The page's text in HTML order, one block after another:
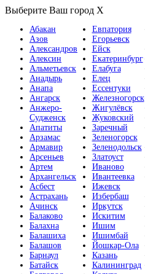
Выберите Ваш город X
Абакан
Азов
Александров
Алексин
Альметьевск
Анадырь
Анапа
Ангарск
Анжеро-
Судженск
Апатиты
Арзамас
Армавир
Арсеньев
Артем
Архангельск
Асбест
Астрахань
Ачинск
Балаково
Балахна
Балашиха
Балашов
Барнаул
Батайск
Евпатория
Егорьевск
Ейск
Екатеринбург
Елабуга
Елец
Ессентуки
Железногорск
Жигулёвск
Жуковский
Заречный
Зеленогорск
Зеленодольск
Златоуст
Иваново
Ивантеевка
Ижевск
Избербаш
Иркутск
Искитим
Ишим
Ишимбай
Йошкар-Ола
Казань
Калининград